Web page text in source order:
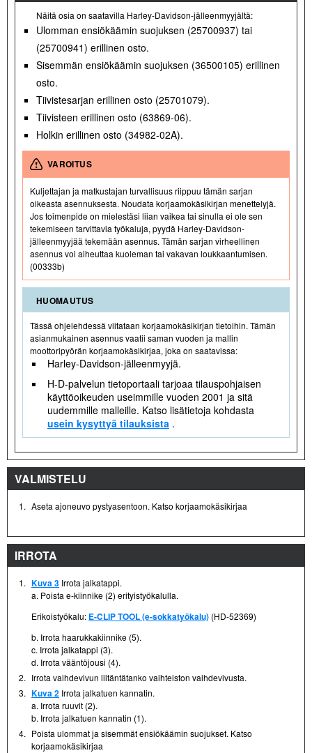
Näitä osia on saatavilla Harley-Davidson-jälleenmyyjältä:
Ulomman ensiökäämin suojuksen (25700937) tai
(25700941) erillinen osto.
Sisemmän ensiökäämin suojuksen (36500105) erillinen
osto.
Tiivistesarjan erillinen osto (25701079).
Tiivisteen erillinen osto (63869-06).
Holkin erillinen osto (34982-02A).
VAROITUS
Kuljettajan ja matkustajan turvallisuus riippuu tämän sarjan
oikeasta asennuksesta. Noudata korjaamokäsikirjan menettelyjä.
Jos toimenpide on mielestäsi liian vaikea tai sinulla ei ole sen
tekemiseen tarvittavia työkaluja, pyydä Harley-Davidson-
jälleenmyyjää tekemään asennus. Tämän sarjan virheellinen
asennus voi aiheuttaa kuoleman tai vakavan loukkaantumisen.
(00333b)
HUOMAUTUS
Tässä ohjelehdessä viitataan korjaamokäsikirjan tietoihin. Tämän
asianmukainen asennus vaatii saman vuoden ja mallin
moottoripyörän korjaamokäsikirjaa, joka on saatavissa:
Harley-Davidson-jälleenmyyjä.
H-D-palvelun tietoportaali tarjoaa tilauspohjaisen
käyttöoikeuden useimmille vuoden 2001 ja sitä
uudemmille malleille. Katso lisätietoja kohdasta
usein kysyttyä tilauksista .
VALMISTELU
1. Aseta ajoneuvo pystyasentoon. Katso korjaamokäsikirjaa
IRROTA
1. Kuva 3 Irrota jalkatappi.
a. Poista e-kiinnike (2) erityistyökalulla.
Erikoistyökalu: E-CLIP TOOL (e-sokkatyökalu) (HD-52369)
b. Irrota haarukkakiinnike (5).
c. Irrota jalkatappi (3).
d. Irrota vääntöjousi (4).
2. Irrota vaihdevivun liitäntätanko vaihteiston vaihdevivusta.
3. Kuva 2 Irrota jalkatuen kannatin.
a. Irrota ruuvit (2).
b. Irrota jalkatuen kannatin (1).
4. Poista ulommat ja sisemmät ensiökäämin suojukset. Katso
korjaamokäsikirjaa